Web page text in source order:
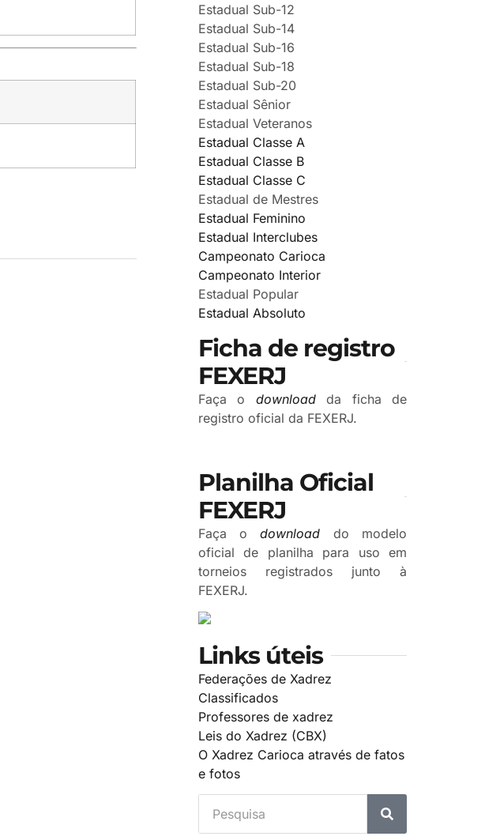
Estadual Sub-12
Estadual Sub-14
Estadual Sub-16
Estadual Sub-18
Estadual Sub-20
Estadual Sênior
Estadual Veteranos
Estadual Classe A
Estadual Classe B
Estadual Classe C
Estadual de Mestres
Estadual Feminino
Estadual Interclubes
Campeonato Carioca
Campeonato Interior
Estadual Popular
Estadual Absoluto
Ficha de registro
FEXERJ
Faça o downloadda ficha de
registro oficial da FEXERJ.
Planilha Oficial
FEXERJ
Faça odownload do modelo
oficial de planilha para uso em
torneios registrados junto à
FEXERJ.
Links úteis
Federações de Xadrez
Classificados
Professores de xadrez
Leis do Xadrez (CBX)
O Xadrez Carioca através de fatos
e fotos